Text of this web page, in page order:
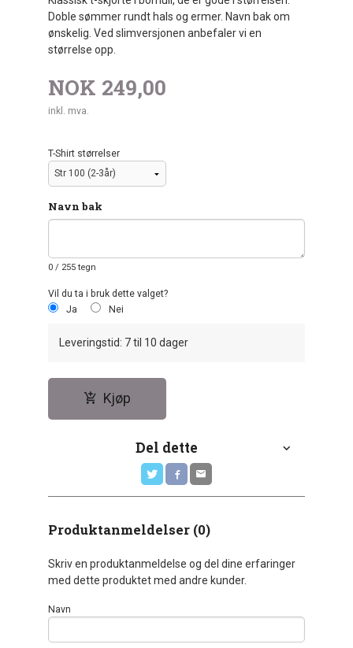
Doble sømmer rundt hals og ermer. Navn bak om
ønskelig. Ved slimversjonen anbefaler vi en
størrelse opp.
NOK 249,00
inkl. mva.
T-Shirt størrelser
Navn bak
0 / 255 tegn
Vil du ta i bruk dette valget?
Ja
Nei
Leveringstid: 7 til 10 dager
Kjøp
Del dette
Produktanmeldelser (0)
Skriv en produktanmeldelse og del dine erfaringer
med dette produktet med andre kunder.
Navn